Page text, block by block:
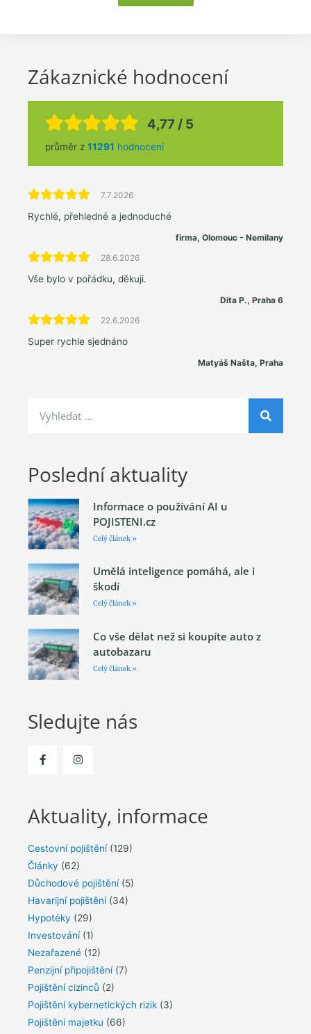
Zákaznické hodnocení
4,77 / 5
průměr z 11291 hodnocení
7.7.2026
Rychlé, přehledné a jednoduché
firma, Olomouc - Nemilany
28.6.2026
Vše bylo v pořádku, děkuji.
Dita P., Praha 6
22.6.2026
Super rychle sjednáno
Matyáš Našta, Praha
Poslední aktuality
Informace o používání AI u
POJISTENI.cz
Celý článek »
Umělá inteligence pomáhá, ale i
škodí
Celý článek »
Co vše dělat než si koupíte auto z
autobazaru
Celý článek »
Sledujte nás
Aktuality, informace
Cestovní pojištění(129)
Články (62)
Důchodové pojištění(5)
Havarijní pojištění(34)
Hypotéky (29)
Investování(1)
Nezařazené (12)
Penzijní připojištění(7)
Pojištění cizinců (2)
Pojištění kybernetických rizik (3)
Pojištění majetku (66)